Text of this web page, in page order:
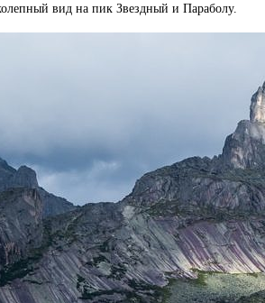
вид на пик Звездный и Параболу.